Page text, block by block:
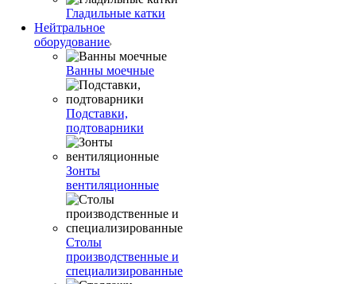
Гладильные катки
Нейтральное
оборудование
Ванны моечные
Подставки,
подтоварники
Зонты
вентиляционные
Столы
производственные и
специализированные